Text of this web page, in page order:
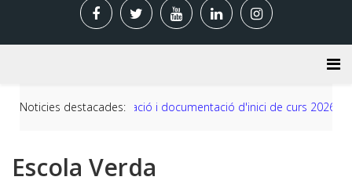
Noticies destacades:
Informació i documentació d'inici de curs 2026-2027
Escola Verda